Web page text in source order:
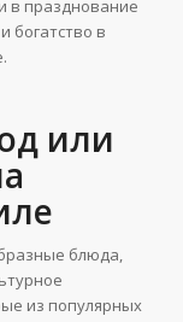
в празднование
богатство в
или
блюда,
из популярных